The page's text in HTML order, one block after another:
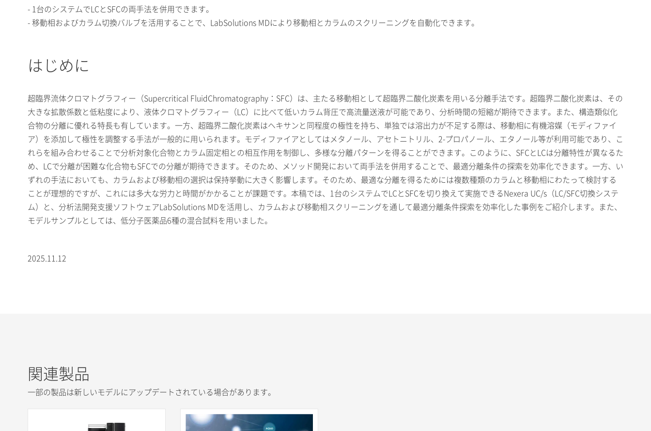
- 1台のシステムでLCとSFCの両手法を併用できます。
- 移動相およびカラム切換バルブを活用することで、LabSolutions MDにより移動相とカラムのスクリーニングを自動化できます。
はじめに
超臨界流体クロマトグラフィー（Supercritical FluidChromatography：SFC）は、主たる移動相として超臨界二酸化炭素を用いる分離手法です。超臨界二酸化炭素は、その
大きな拡散係数と低粘度により、液体クロマトグラフィー（LC）に比べて低いカラム背圧で高流量送液が可能であり、分析時間の短縮が期待できます。また、構造類似化
合物の分離に優れる特長も有しています。一方、超臨界二酸化炭素はヘキサンと同程度の極性を持ち、単独では溶出力が不足する際は、移動相に有機溶媒（モディファイ
ア）を添加して極性を調整する手法が一般的に用いられます。モディファイアとしてはメタノール、アセトニトリル、2-プロパノール、エタノール等が利用可能であり、こ
れらを組み合わせることで分析対象化合物とカラム固定相との相互作用を制御し、多様な分離パターンを得ることができます。このように、SFCとLCは分離特性が異なるた
め、LCで分離が困難な化合物もSFCでの分離が期待できます。そのため、メソッド開発において両手法を併用することで、最適分離条件の探索を効率化できます。一方、い
ずれの手法においても、カラムおよび移動相の選択は保持挙動に大きく影響します。そのため、最適な分離を得るためには複数種類のカラムと移動相にわたって検討する
ことが理想的ですが、これには多大な労力と時間がかかることが課題です。本稿では、1台のシステムでLCとSFCを切り換えて実施できるNexera UC/s（LC/SFC切換システ
ム）と、分析法開発支援ソフトウェアLabSolutions MDを活用し、カラムおよび移動相スクリーニングを通して最適分離条件探索を効率化した事例をご紹介します。また、
モデルサンプルとしては、低分子医薬品6種の混合試料を用いました。
2025.11.12
関連製品
一部の製品は新しいモデルにアップデートされている場合があります。